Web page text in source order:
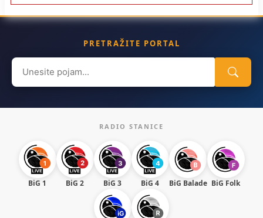
PRETRAŽITE PORTAL
Search
for:
RADIO STANICE
BiG 1 BiG 2 BiG 3 BiG 4 BiG Balade BiG Folk